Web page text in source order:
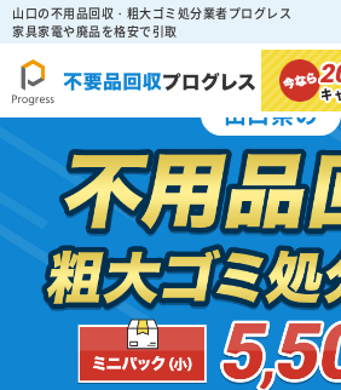
山口の不用品回収・粗大ゴミ処分業者プログレス
家具家電や廃品を格安で引取
キ
山口県の